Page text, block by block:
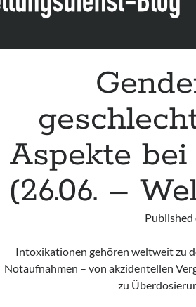
Aspekte
(26.06. –
Published
Intoxikationen gehören weltweit zu
Notaufnahmen – von akzidentellen
zu